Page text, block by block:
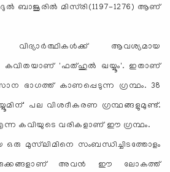
ബാജൂരില്‍ മിസ്‌രി(1197-1276) ആണ്
വിദ്യാര്‍ത്ഥികള്‍ക്ക് ആവശ്യമായ
കവിതയാണ് 'ഫത്ഹുല്‍ ഖയ്യൂം'. ഇതാണ്
ഭാഗത്ത് കാണപ്പെടുന്ന ഗ്രന്ഥം. 38
പല വിശദീകരണ ഗ്രന്ഥങ്ങളുമുണ്ട്.
കവിയുടെ വരികളാണ് ഈ ഗ്രന്ഥം.
മുസ്‌ലിമിനെ സംബന്ധിച്ചിടത്തോളം
ഒരുക്കങ്ങളാണ് അവന്‍ ഈ ലോകത്ത്